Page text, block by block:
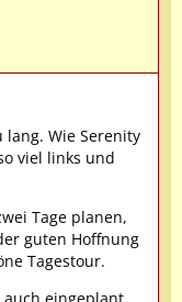
Wie Serenity
viel links und
Tage planen,
guten Hoffnung
Tagestour.